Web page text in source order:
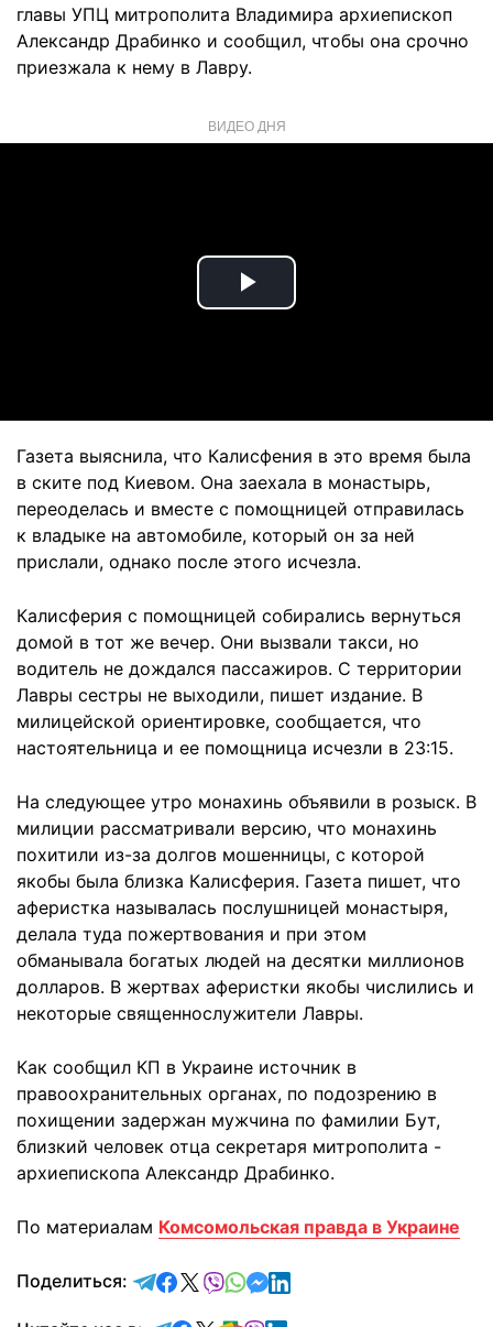
главы УПЦ митрополита Владимира архиепископ
Александр Драбинко и сообщил, чтобы она срочно
приезжала к нему в Лавру.
ВИДЕО ДНЯ
Play
Газета выяснила, что Калисфения в это время была
в ските под Киевом. Она заехала в монастырь,
переоделась и вместе с помощницей отправилась
к владыке на автомобиле, который он за ней
прислали, однако после этого исчезла.
Калисферия с помощницей собирались вернуться
домой в тот же вечер. Они вызвали такси, но
водитель не дождался пассажиров. С территории
Лавры сестры не выходили, пишет издание. В
милицейской ориентировке, сообщается, что
настоятельница и ее помощница исчезли в 23:15.
На следующее утро монахинь объявили в розыск. В
милиции рассматривали версию, что монахинь
похитили из-за долгов мошенницы, с которой
якобы была близка Калисферия. Газета пишет, что
аферистка называлась послушницей монастыря,
делала туда пожертвования и при этом
обманывала богатых людей на десятки миллионов
долларов. В жертвах аферистки якобы числились и
некоторые священнослужители Лавры.
Как сообщил КП в Украине источник в
правоохранительных органах, по подозрению в
похищении задержан мужчина по фамилии Бут,
близкий человек отца секретаря митрополита -
архиепископа Александр Драбинко.
По материалам Комсомольская правда в Украине
Поделиться: отправить в Telegram
поделиться в Facebook
поделиться в X
отправить в Viber
отправить в Whatsapp
отправить в Messenger
отправить в LinkedIn